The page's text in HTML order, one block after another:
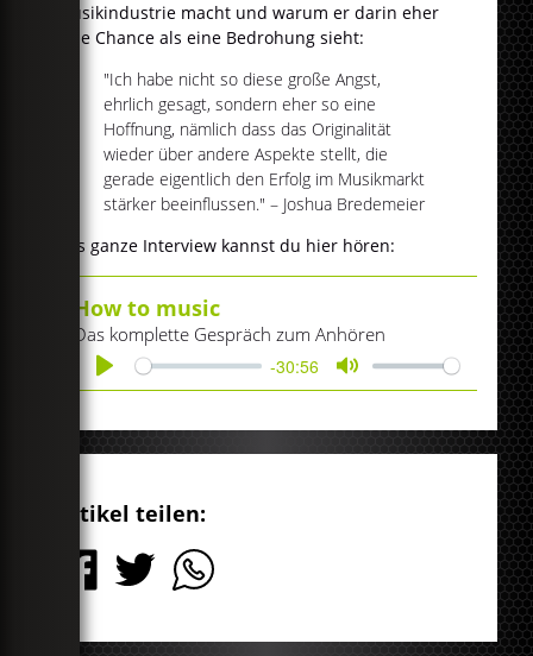
Musikindustrie macht und warum er darin eher
eine Chance als eine Bedrohung sieht:
"Ich habe nicht so diese große Angst,
ehrlich gesagt, sondern eher so eine
Hoffnung, nämlich dass das Originalität
wieder über andere Aspekte stellt, die
gerade eigentlich den Erfolg im Musikmarkt
stärker beeinflussen." – Joshua Bredemeier
Das ganze Interview kannst du hier hören:
How to music
Das komplette Gespräch zum Anhören
Play
-30:56
Mute
Artikel teilen: